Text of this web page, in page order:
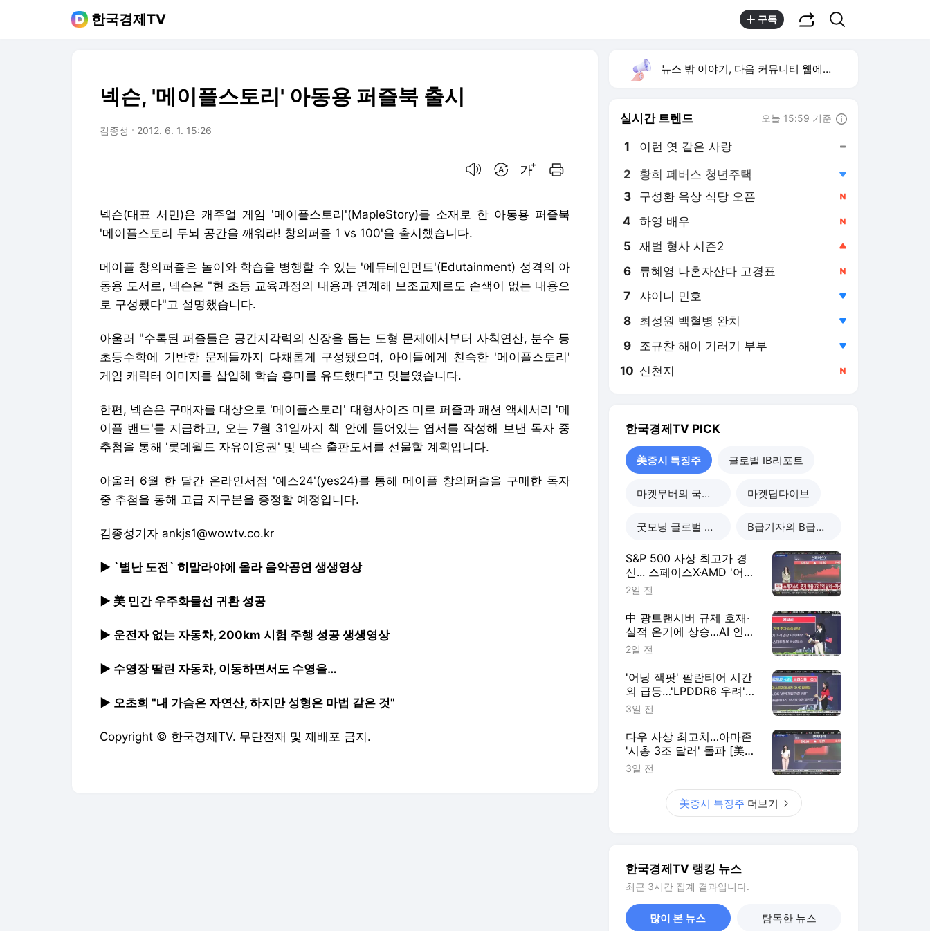
한국경제TV 구독
넥슨, '메이플스토리' 아동용 퍼즐북 출시
김종성 2012. 6. 1. 15:26
넥슨(대표 서민)은 캐주얼 게임 '메이플스토리'(MapleStory)를 소재로 한 아동용 퍼즐북
'메이플스토리 두뇌 공간을 깨워라! 창의퍼즐 1 vs 100'을 출시했습니다.
메이플 창의퍼즐은 놀이와 학습을 병행할 수 있는 '에듀테인먼트'(Edutainment) 성격의 아
동용 도서로, 넥슨은 "현 초등 교육과정의 내용과 연계해 보조교재로도 손색이 없는 내용으
로 구성됐다"고 설명했습니다.
아울러 "수록된 퍼즐들은 공간지각력의 신장을 돕는 도형 문제에서부터 사칙연산, 분수 등
초등수학에 기반한 문제들까지 다채롭게 구성됐으며, 아이들에게 친숙한 '메이플스토리'
게임 캐릭터 이미지를 삽입해 학습 흥미를 유도했다"고 덧붙였습니다.
한편, 넥슨은 구매자를 대상으로 '메이플스토리' 대형사이즈 미로 퍼즐과 패션 액세서리 '메
이플 밴드'를 지급하고, 오는 7월 31일까지 책 안에 들어있는 엽서를 작성해 보낸 독자 중
추첨을 통해 '롯데월드 자유이용권' 및 넥슨 출판도서를 선물할 계획입니다.
아울러 6월 한 달간 온라인서점 '예스24'(yes24)를 통해 메이플 창의퍼즐을 구매한 독자
중 추첨을 통해 고급 지구본을 증정할 예정입니다.
김종성기자 ankjs1@wowtv.co.kr
▶ `별난 도전` 히말라야에 올라 음악공연 생생영상
▶ 美 민간 우주화물선 귀환 성공
▶ 운전자 없는 자동차, 200km 시험 주행 성공 생생영상
▶ 수영장 딸린 자동차, 이동하면서도 수영을…
▶ 오초희 "내 가슴은 자연산, 하지만 성형은 마법 같은 것"
Copyright © 한국경제TV. 무단전재 및 재배포 금지.
뉴스 밖 이야기, 다음 커뮤니티 웹에서 보기
실시간 트렌드 오늘 15:59 기준
1 이런 엿 같은 사랑
2 황희 폐버스 청년주택
3 구성환 옥상 식당 오픈
4 하영 배우
5 재벌 형사 시즌2
6 류혜영 나혼자산다 고경표
7 샤이니 민호
8 최성원 백혈병 완치
9 조규찬 해이 기러기 부부
10 신천지
한국경제TV PICK
美증시 특징주 글로벌 IB리포트
마켓무버의 국장힌트 마켓딥다이브
굿모닝 글로벌 이슈 B급기자의 B급리포트
S&P 500 사상 최고가 경
신... 스페이스X·AMD '어닝
서프' vs 애플 '매도' 하향
2일 전
中 광트랜시버 규제 호재·
실적 온기에 상승…AI 인프
라·메모리주 동반 강세-[美
2일 전
'어닝 잭팟' 팔란티어 시간
외 급등…'LPDDR6 우려'
메모리주는 하락-[美증시
3일 전
다우 사상 최고치…아마존
'시총 3조 달러' 돌파 [美
증시 특징주]
3일 전
美증시 특징주 더보기
한국경제TV 랭킹 뉴스
최근 3시간 집계 결과입니다.
많이 본 뉴스 탐독한 뉴스